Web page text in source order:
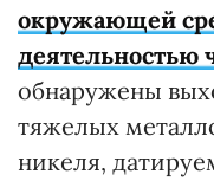
окружающей
деятельностью
обнаружены
тяжелых
никеля,